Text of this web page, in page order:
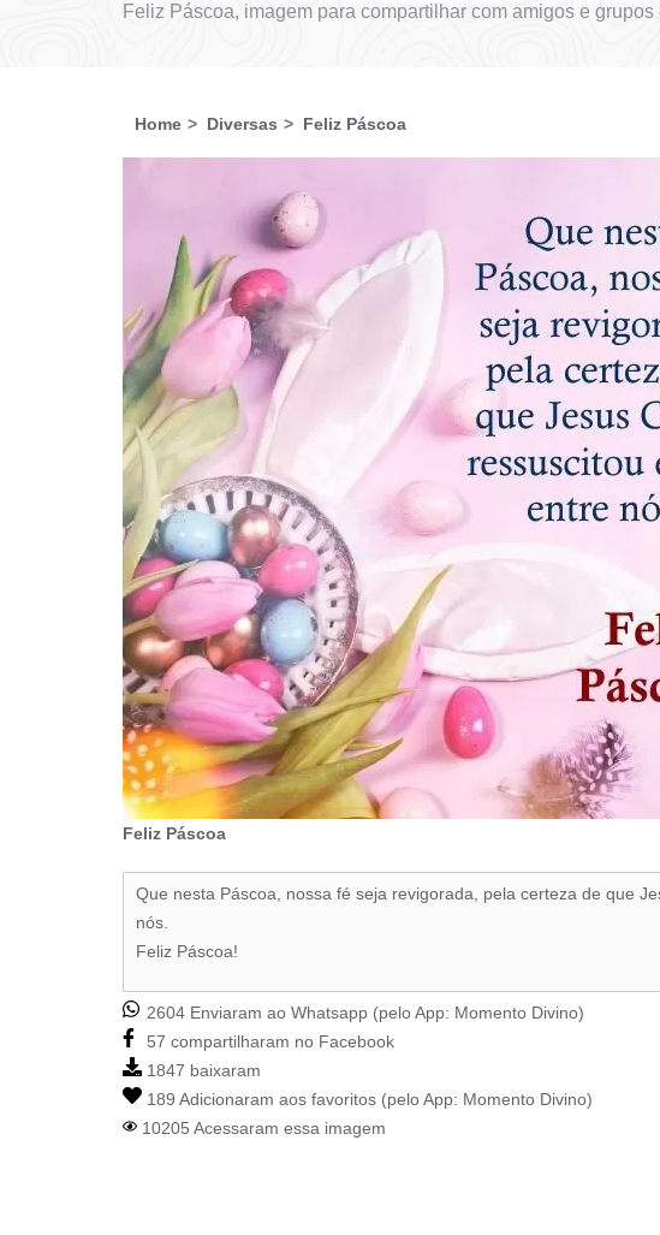
Feliz Páscoa, imagem para compartilhar com amigos e
Home Diversas Feliz Páscoa
Feliz Páscoa
Que nesta Páscoa, nossa fé seja revigorada, pela certeza de que
nós.
Feliz Páscoa!
2604 Enviaram ao Whatsapp (pelo App: Momento Divino)
57 compartilharam no Facebook
1847 baixaram
189 Adicionaram aos favoritos (pelo App: Momento Divino)
10205 Acessaram essa imagem